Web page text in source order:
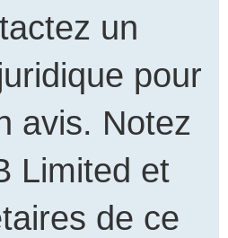
un
pour
avis. Notez
Limited et
de ce